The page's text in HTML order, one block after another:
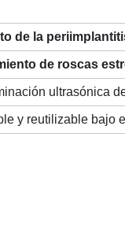
de la
de roscas
ultrasónica
y reutilizable bajo